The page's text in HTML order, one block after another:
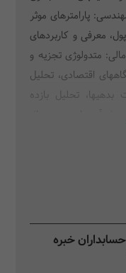
پارامترهای موثر
معرفی و کاربردهای
متدولوژی تجزیه و
اقتصادی، تحلیل
بدهیها، تحلیل بازده
ارزیابی اقتصادی
خبره